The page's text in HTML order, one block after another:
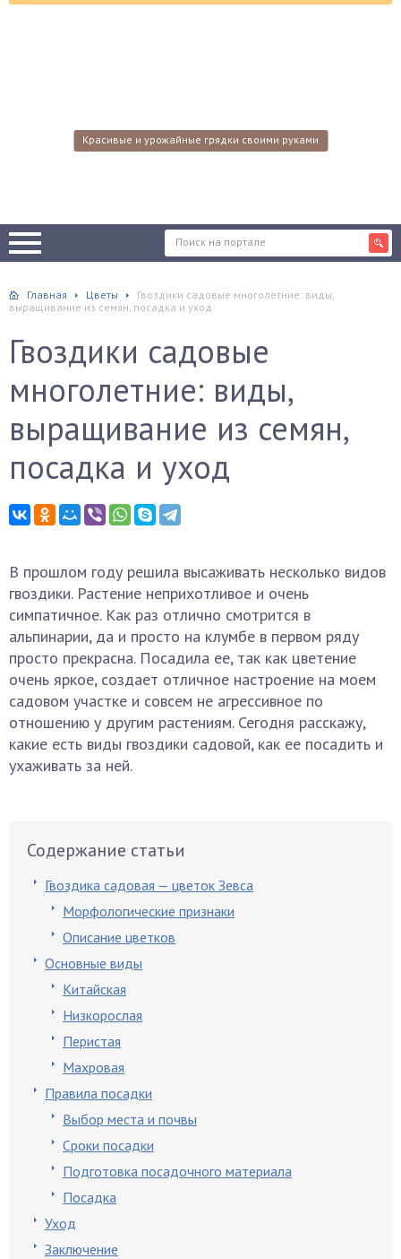
Красивые и урожайные грядки своими руками
Главная Цветы
Гвоздики садовые многолетние: виды,
выращивание из семян, посадка и уход
Гвоздики садовые
многолетние: виды,
выращивание из семян,
посадка и уход
В прошлом году решила высаживать несколько видов
гвоздики. Растение неприхотливое и очень
симпатичное. Как раз отлично смотрится в
альпинарии, да и просто на клумбе в первом ряду
просто прекрасна. Посадила ее, так как цветение
очень яркое, создает отличное настроение на моем
садовом участке и совсем не агрессивное по
отношению у другим растениям. Сегодня расскажу,
какие есть виды гвоздики садовой, как ее посадить и
ухаживать за ней.
Содержание статьи
Гвоздика садовая — цветок Зевса
Морфологические признаки
Описание цветков
Основные виды
Китайская
Низкорослая
Перистая
Махровая
Правила посадки
Выбор места и почвы
Сроки посадки
Подготовка посадочного материала
Посадка
Уход
Заключение